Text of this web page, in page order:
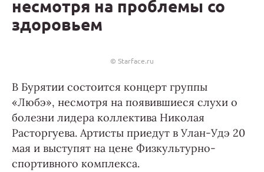
несмотря на проблемы со
здоровьем
© Starface.ru
В Бурятии состоится концерт группы
«Любэ», несмотря на появившиеся слухи о
болезни лидера коллектива Николая
Расторгуева. Артисты приедут в Улан-Удэ 20
мая и выступят на цене Физкультурно-
спортивного комплекса.